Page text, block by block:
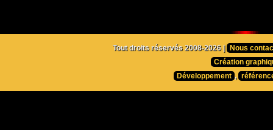
Tout droits réservés 2008-2026 |
Nous
Création
Développement ,